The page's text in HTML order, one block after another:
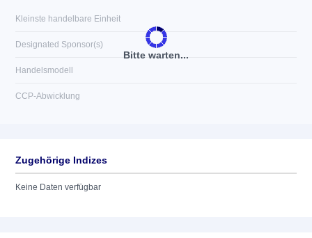
Bitte warten...
Kleinste handelbare Einheit
Designated Sponsor(s)
Handelsmodell
CCP-Abwicklung
Zugehörige Indizes
Keine Daten verfügbar